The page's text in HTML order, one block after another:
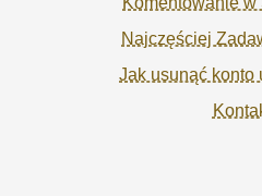
Najczęściej
Jak usunąć konto